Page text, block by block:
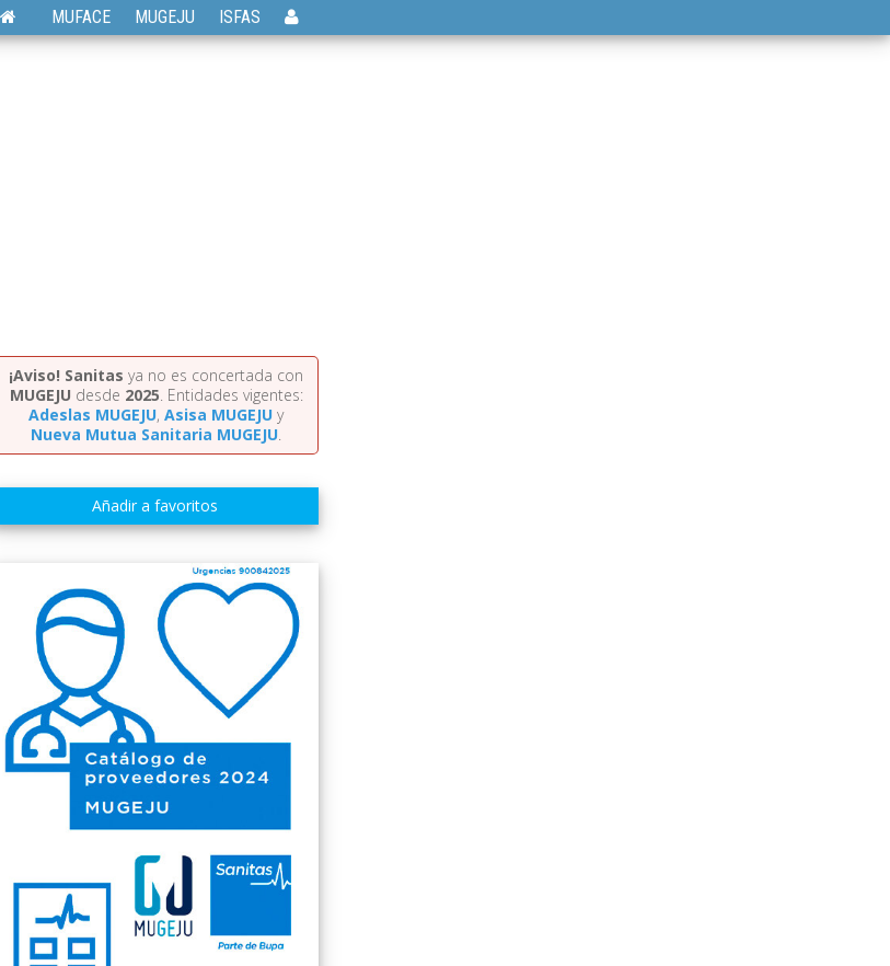
MUFACE MUGEJU ISFAS
¡Aviso! Sanitas ya no es concertada con
MUGEJU desde 2025. Entidades vigentes:
Adeslas MUGEJU, Asisa MUGEJU y
Nueva Mutua Sanitaria MUGEJU.